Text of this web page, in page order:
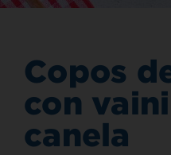
Copos
con
canela